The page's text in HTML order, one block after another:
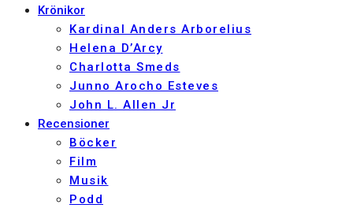
Krönikor
Kardinal Anders Arborelius
Helena D’Arcy
Charlotta Smeds
Junno Arocho Esteves
John L. Allen Jr
Recensioner
Böcker
Film
Musik
Podd